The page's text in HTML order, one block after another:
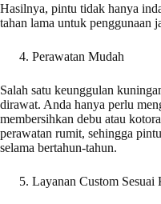
Hasilnya, pintu tidak hanya
tahan lama untuk penggunaan
Perawatan Mudah
Salah satu keunggulan
dirawat. Anda hanya perlu
membersihkan debu atau
perawatan rumit, sehingga
selama bertahun-tahun.
Layanan Custom Sesuai